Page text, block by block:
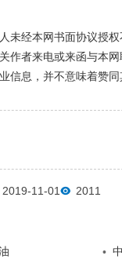
经本网书面协议授
作者来电或来函与本
息，并不意味着赞
2019-11-01 2011
•